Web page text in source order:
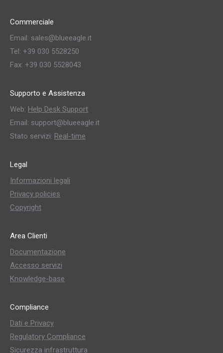
Commerciale
Email: sales@blueeagle.it
Tel: +39 030 5528250
Fax: +39 030 5528043
Supporto e Assistenza
Web: Help Desk Support
Email: support@blueeagle.it
Stato servizi: Real-time
Legal
Informazioni legali
Privacy policies
Copyright
Area Clienti
Documentazione
Accesso servizi
Knowledge-base
Compliance
Dati e Privacy
Regulatory Compliance
Sicurezza infrastruttura